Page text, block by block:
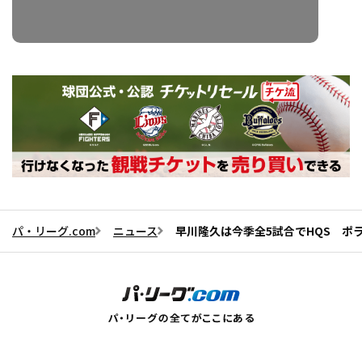
パ・リーグ.com ニュース 早川隆久は今季全5試合でHQS ポ